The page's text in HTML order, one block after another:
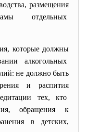
размещения
отдельных
которые должны
алкогольных
не должно быть
и распития
тех, кто
обращения к
в детских,